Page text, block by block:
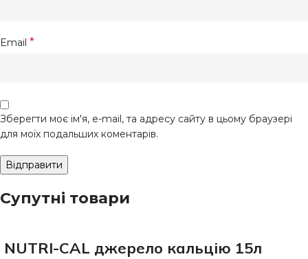
Email *
Зберегти моє ім'я, e-mail, та адресу сайту в цьому браузері
для моїх подальших коментарів.
Супутні товари
NUTRI-CAL джерело кальцію 15л